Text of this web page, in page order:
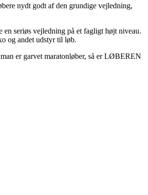
nydt godt af den grundige vejledning,
seriøs vejledning på et fagligt højt niveau.
og andet udstyr til løb.
er garvet maratonløber, så er LØBEREN